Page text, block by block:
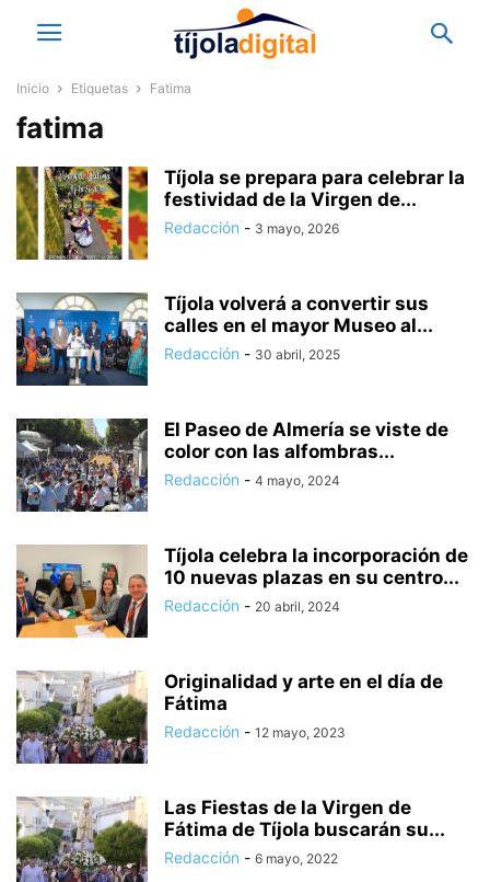
Inicio Etiquetas Fatima
fatima
Tíjola se prepara para celebrar la
festividad de la Virgen de...
Redacción - 3 mayo, 2026
Tíjola volverá a convertir sus
calles en el mayor Museo al...
Redacción - 30 abril, 2025
El Paseo de Almería se viste de
color con las alfombras...
Redacción - 4 mayo, 2024
Tíjola celebra la incorporación de
10 nuevas plazas en su centro...
Redacción - 20 abril, 2024
Originalidad y arte en el día de
Fátima
Redacción - 12 mayo, 2023
Las Fiestas de la Virgen de
Fátima de Tíjola buscarán su...
Redacción - 6 mayo, 2022